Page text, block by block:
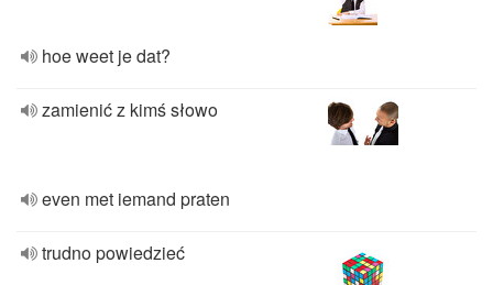
hoe weet je dat?
zamienić z kimś słowo
even met iemand praten
trudno powiedzieć